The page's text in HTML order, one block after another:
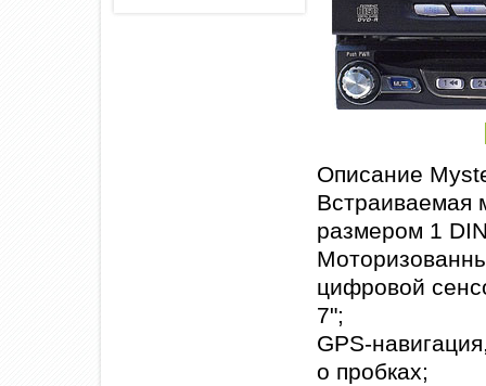
Описание
Встраиваемая
размером 1
цифровой
7";
GPS-
о пробках;